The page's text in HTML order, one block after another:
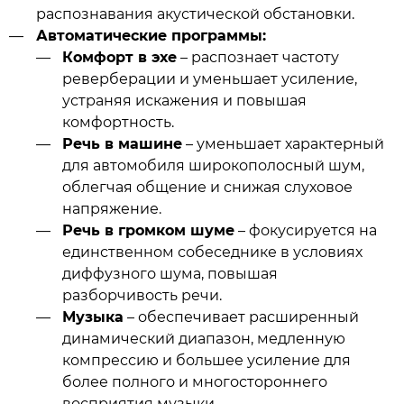
распознавания акустической обстановки.
Автоматические программы:
Комфорт в эхе – распознает частоту
реверберации и уменьшает усиление,
устраняя искажения и повышая
комфортность.
Речь в машине – уменьшает характерный
для автомобиля широкополосный шум,
облегчая общение и снижая слуховое
напряжение.
Речь в громком шуме – фокусируется на
единственном собеседнике в условиях
диффузного шума, повышая
разборчивость речи.
Музыка – обеспечивает расширенный
динамический диапазон, медленную
компрессию и большее усиление для
более полного и многостороннего